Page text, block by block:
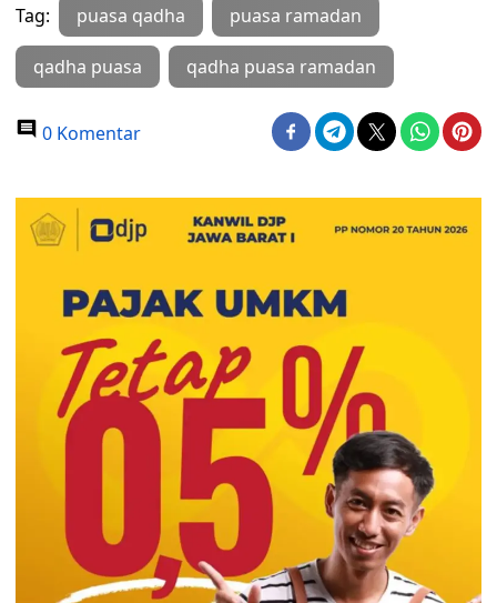
Tag: puasa qadha puasa ramadan
qadha puasa qadha puasa ramadan
0 Komentar